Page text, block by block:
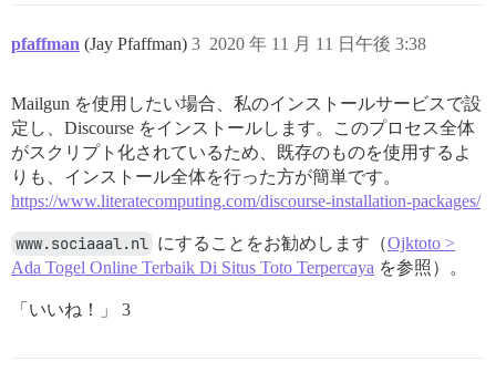
pfaffman (Jay Pfaffman) 2020 年 11 月 11 日午後 3:38
3
Mailgun を使用したい場合、私のインストールサービスで設
定し、Discourse をインストールします。このプロセス全体
がスクリプト化されているため、既存のものを使用するよ
りも、インストール全体を行った方が簡単です。
https://www.literatecomputing.com/discourse-installation-packages/
www.sociaaal.nl にすることをお勧めします（Ojktoto >
Ada Togel Online Terbaik Di Situs Toto Terpercaya を参照）。
「いいね！」 3